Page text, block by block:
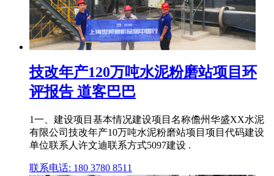
技改年产120万吨水泥粉磨站项目环
评报告 道客巴巴
1一、建设项目基本情况建设项目名称儋州华盛XX水泥
有限公司技改年产10万吨水泥粉磨站项目项目代码建设
单位联系人许文迪联系方式5097建设 .
联系电话: 180 3780 8511